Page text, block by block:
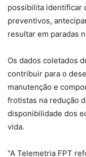
possibilita identificar
preventivos,
resultar em paradas
Os dados coletados
contribuir para o
manutenção e
frotistas na redução
disponibilidade dos
vida.
“A Telemetria FPT